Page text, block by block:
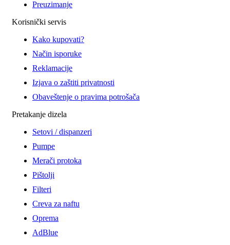
Preuzimanje
Korisnički servis
Kako kupovati?
Način isporuke
Reklamacije
Izjava o zaštiti privatnosti
Obaveštenje o pravima potrošača
Pretakanje dizela
Setovi / dispanzeri
Pumpe
Merači protoka
Pištolji
Filteri
Creva za naftu
Oprema
AdBlue